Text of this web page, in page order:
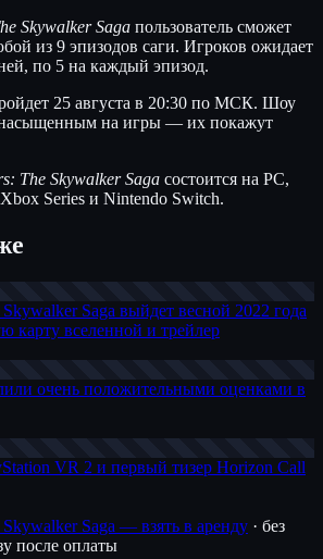
Skywalker Saga пользователь сможет
из 9 эпизодов саги. Игроков ожидает
по 5 на каждый эпизод.
25 августа в 20:30 по МСК. Шоу
насыщенным на игры — их покажут
The Skywalker Saga состоится на PC,
Series и Nintendo Switch.
Saga выйдет весной 2022 года
карту вселенной и трейлер
очень положительными оценками в
VR 2 и первый тизер Horizon Call
Saga — взять в аренду · без
после оплаты